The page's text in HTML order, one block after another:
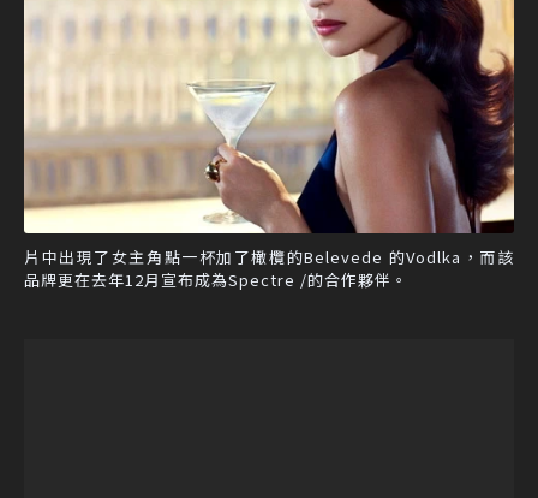
片中出現了女主角點一杯加了橄欖的Belevede 的Vodlka，而該
品牌更在去年12月宣布成為Spectre /的合作夥伴。